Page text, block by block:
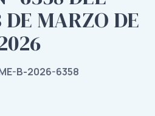
MARZO DE
B-2026-6358